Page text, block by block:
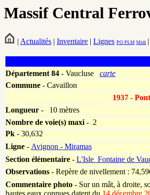
Massif Central
| Actualités | Inventaire | Lignes PO PLM Midi |
Département84 - Vaucluse carte
Commune - Cavaillon
1937 -
Longueur -
10 mètres
Nombre de voie(s) maxi- 2
Pk - 30,632
Ligne - Avignon - Miramas
Section élémentaire - L'Isle_Fontaine de
Observations - Repère de nivellement :
Commentaire photo - Sur un mât, à droite,